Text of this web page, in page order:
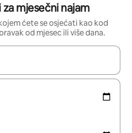
mjesečni najam
ćete se osjećati kao kod
od mjesec ili više dana.
moći ćete ih pregledati